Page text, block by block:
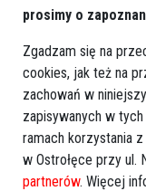
zgłoszonych zdjęć i
co roku, wybór nie
i architektura” oraz
pełne emocji,
wszystkim, którzy w
Mazowsza w
prosimy o
Zgadzam się na
cookies, jak też na
zachowań w
zapisywanych w
ramach korzystania
w Ostrołęce przy ul.
partnerów. Więcej